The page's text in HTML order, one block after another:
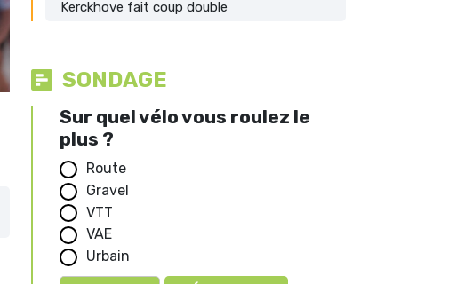
Kerckhove fait coup double
SONDAGE
Sur quel vélo vous roulez le
plus ?
Route
Gravel
VTT
VAE
Urbain